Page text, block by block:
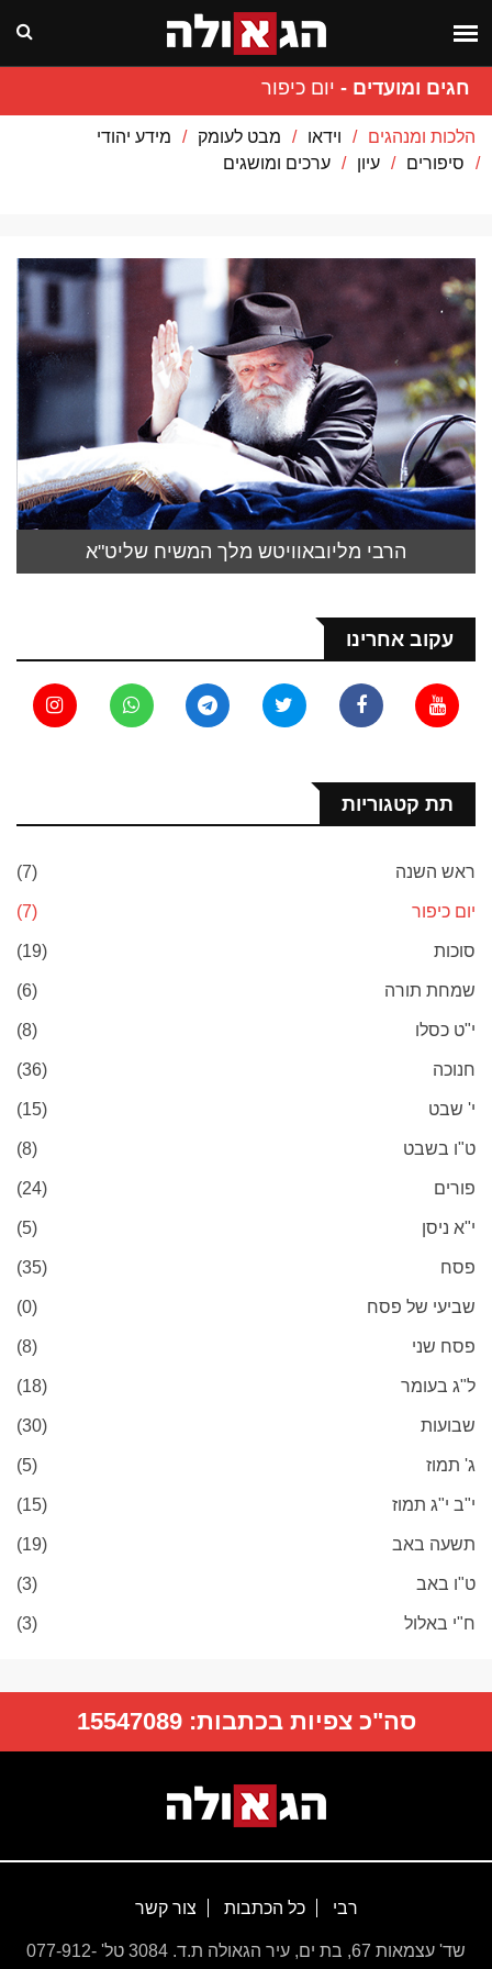
חגים ומועדים - יום כיפור
הלכות ומנהגים וידאו מבט לעומק
מידע יהודי
סיפורים
עיון ערכים ומושגים
הרבי מליובאוויטש מלך המשיח שליט"א
עקוב אחרינו
תת קטגוריות
ראש השנה (7)
יום כיפור (7)
סוכות (19)
שמחת תורה (6)
י"ט כסלו (8)
חנוכה (36)
י' שבט (15)
ט"ו בשבט (8)
פורים (24)
י"א ניסן (5)
פסח (35)
שביעי של פסח (0)
פסח שני (8)
ל"ג בעומר (18)
שבועות (30)
ג' תמוז (5)
י"ב י"ג תמוז (15)
תשעה באב (19)
ט"ו באב (3)
ח"י באלול (3)
סה"כ צפיות בכתבות:15547089
רבי כל הכתבות צור קשר
שד' עצמאות 67, בת ים, עיר הגאולה ת.ד. 3084 טל' 077-912-